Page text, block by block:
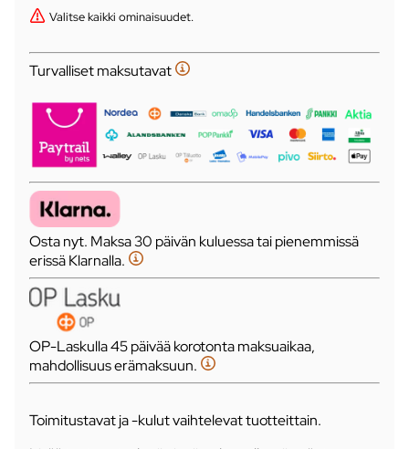
Valitse kaikki ominaisuudet.
Turvalliset maksutavat
Osta nyt. Maksa 30 päivän kuluessa tai pienemmissä
erissä Klarnalla.
OP-Laskulla 45 päivää korotonta maksuaikaa,
mahdollisuus erämaksuun.
Toimitustavat ja -kulut vaihtelevat tuotteittain.